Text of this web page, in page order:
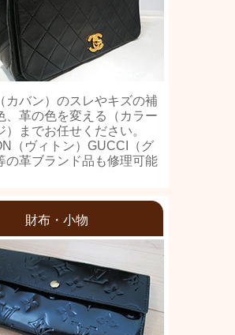
カバン）のスレやキズの補
、革の色を変える（カラー
）までお任せください。
（ヴィトン）GUCCI（グ
の革ブランド品も修理可能
財布・小物